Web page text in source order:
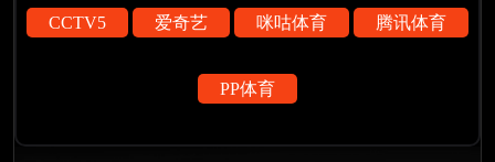
CCTV5 爱奇艺 咪咕体育 腾讯体育
PP体育